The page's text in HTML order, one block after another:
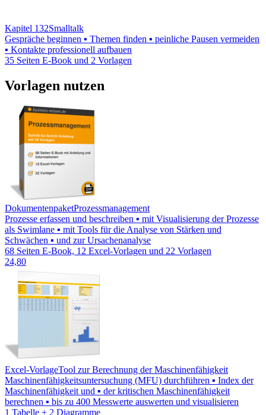
Kapitel 132Smalltalk
Gespräche beginnen ▪ Themen finden ▪ peinliche Pausen vermeiden
▪ Kontakte professionell aufbauen
35 Seiten E-Book und 2 Vorlagen
Vorlagen nutzen
DokumentenpaketProzessmanagement
Prozesse erfassen und beschreiben ▪ mit Visualisierung der Prozesse
als Swimlane ▪ mit Tools für die Analyse von Stärken und
Schwächen ▪ und zur Ursachenanalyse
68 Seiten E-Book, 12 Excel-Vorlagen und 22 Vorlagen
24,80
Excel-VorlageTool zur Berechnung der Maschinenfähigkeit
Maschinenfähigkeitsuntersuchung (MFU) durchführen ▪ Index der
Maschinenfähigkeit und ▪ der kritischen Maschinenfähigkeit
berechnen ▪ bis zu 400 Messwerte auswerten und visualisieren
1 Tabelle + 2 Diagramme